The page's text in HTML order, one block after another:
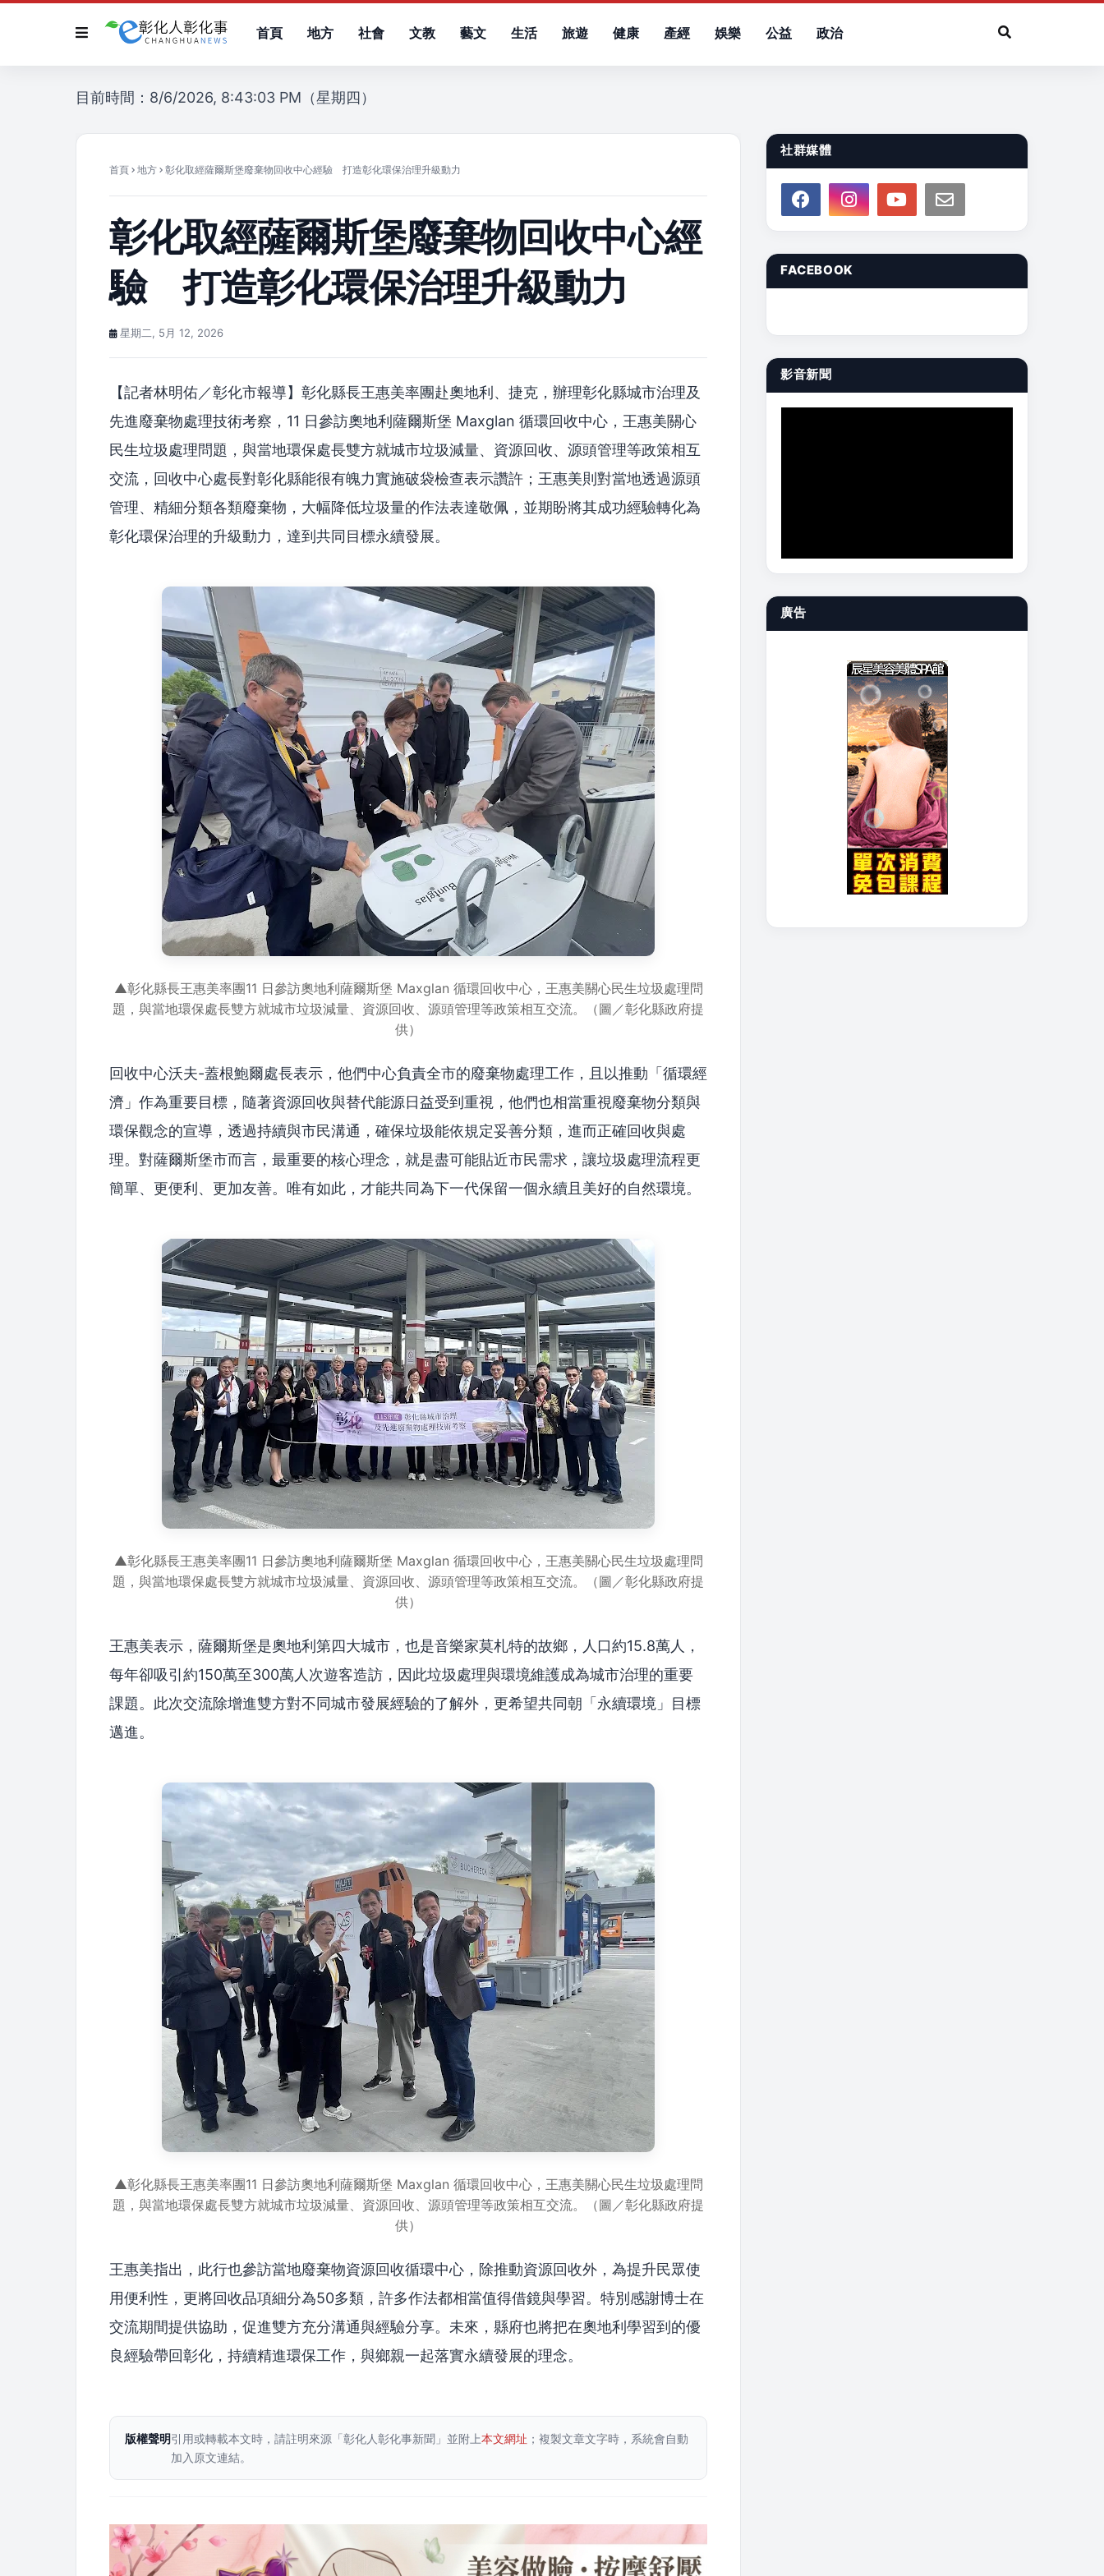
首頁 地方 社會 文教 藝文 生活 旅遊 健康 產經 娛樂 公益 政治
目前時間：8/6/2026, 8:43:03 PM（星期四）
首頁 地方 彰化取經薩爾斯堡廢棄物回收中心經驗 打造彰化環保治理升級動力
彰化取經薩爾斯堡廢棄物回收中心經
驗 打造彰化環保治理升級動力
星期二, 5月 12, 2026
【記者林明佑／彰化市報導】彰化縣長王惠美率團赴奧地利、捷克，辦理彰化縣城市治理及
先進廢棄物處理技術考察，11 日參訪奧地利薩爾斯堡 Maxglan 循環回收中心，王惠美關心
民生垃圾處理問題，與當地環保處長雙方就城市垃圾減量、資源回收、源頭管理等政策相互
交流，回收中心處長對彰化縣能很有魄力實施破袋檢查表示讚許；王惠美則對當地透過源頭
管理、精細分類各類廢棄物，大幅降低垃圾量的作法表達敬佩，並期盼將其成功經驗轉化為
彰化環保治理的升級動力，達到共同目標永續發展。
▲彰化縣長王惠美率團11 日參訪奧地利薩爾斯堡 Maxglan 循環回收中心，王惠美關心民生垃圾處理問
題，與當地環保處長雙方就城市垃圾減量、資源回收、源頭管理等政策相互交流。（圖／彰化縣政府提
供）
回收中心沃夫-蓋根鮑爾處長表示，他們中心負責全市的廢棄物處理工作，且以推動「循環經
濟」作為重要目標，隨著資源回收與替代能源日益受到重視，他們也相當重視廢棄物分類與
環保觀念的宣導，透過持續與市民溝通，確保垃圾能依規定妥善分類，進而正確回收與處
理。對薩爾斯堡市而言，最重要的核心理念，就是盡可能貼近市民需求，讓垃圾處理流程更
簡單、更便利、更加友善。唯有如此，才能共同為下一代保留一個永續且美好的自然環境。
▲彰化縣長王惠美率團11 日參訪奧地利薩爾斯堡 Maxglan 循環回收中心，王惠美關心民生垃圾處理問
題，與當地環保處長雙方就城市垃圾減量、資源回收、源頭管理等政策相互交流。（圖／彰化縣政府提
供）
王惠美表示，薩爾斯堡是奧地利第四大城市，也是音樂家莫札特的故鄉，人口約15.8萬人，
每年卻吸引約150萬至300萬人次遊客造訪，因此垃圾處理與環境維護成為城市治理的重要
課題。此次交流除增進雙方對不同城市發展經驗的了解外，更希望共同朝「永續環境」目標
邁進。
▲彰化縣長王惠美率團11 日參訪奧地利薩爾斯堡 Maxglan 循環回收中心，王惠美關心民生垃圾處理問
題，與當地環保處長雙方就城市垃圾減量、資源回收、源頭管理等政策相互交流。（圖／彰化縣政府提
供）
王惠美指出，此行也參訪當地廢棄物資源回收循環中心，除推動資源回收外，為提升民眾使
用便利性，更將回收品項細分為50多類，許多作法都相當值得借鏡與學習。特別感謝博士在
交流期間提供協助，促進雙方充分溝通與經驗分享。未來，縣府也將把在奧地利學習到的優
良經驗帶回彰化，持續精進環保工作，與鄉親一起落實永續發展的理念。
版權聲明引用或轉載本文時，請註明來源「彰化人彰化事新聞」並附上本文網址 ；複製文章文字時，系統會自動
加入原文連結。
社群媒體
FACEBOOK
影音新聞
廣告